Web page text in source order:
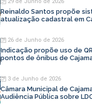
29 de Junho de 2026
Reinaldo Santos propõe
atualização cadastral em
26 de Junho de 2026
Indicação propõe uso de
pontos de ônibus de
3 de Junho de 2026
Câmara Municipal de
Audiência Pública sobre